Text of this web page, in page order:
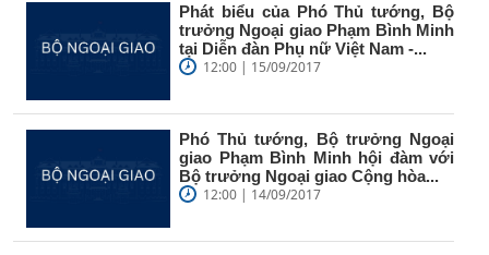
Phát biểu của Phó Thủ tướng, Bộ
trưởng Ngoại giao Phạm Bình Minh
tại Diễn đàn Phụ nữ Việt Nam -...
12:00 | 15/09/2017
Phó Thủ tướng, Bộ trưởng Ngoại
giao Phạm Bình Minh hội đàm với
Bộ trưởng Ngoại giao Cộng hòa...
12:00 | 14/09/2017